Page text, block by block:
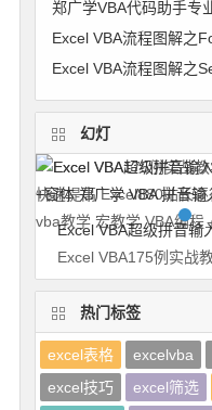
幻灯
热门标签
excel表格 excelvba
excel技巧
excel筛选